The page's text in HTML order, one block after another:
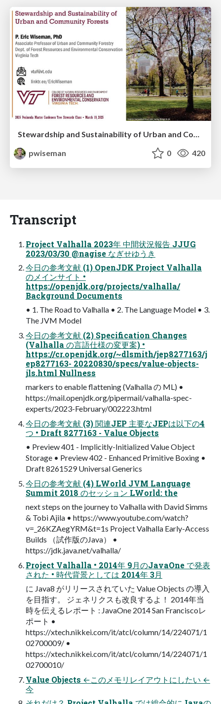
Stewardship and Sustainability of Urban and Community Forests
pwiseman
0 420
Transcript
Project Valhalla 2023年 中間状況報告 JJUG
2023/03/30 @nagise なぎせゆうき
今日の参考文献 (1) OpenJDK Project Valhalla
のメインサイト •
https://openjdk.org/projects/valhalla/
Background Documents
• 1. The Road to Valhalla • 2. The Language Model • 3.
The JVM Model
今日の参考文献 (2) Specification Changes
(Valhalla の言語仕様の変更案) •
https://cr.openjdk.org/~dlsmith/jep8277163/j
ep8277163- 20220830/specs/value-objects-
jls.html Nullness
markers to enable flattening (Valhalla の ML) •
https://mail.openjdk.org/pipermail/valhalla-spec-
experts/2023-February/002223.html
今日の参考文献 (3) 関連JEP 主要なJEPは以下の4
つ • Draft 8277163 - Value Objects
• Preview 401 - Implicitly-Initialized Value Object
Storage • Preview 402 - Enhanced Primitive Boxing •
Draft 8261529 Universal Generics
今日の参考文献 (4) LWorld JVM Language
Summit 2018 のセッション LWorld: the
next steps on the journey to Valhalla with David Simms
& Tobi Ajila • https://www.youtube.com/watch?
v=_26KZAegYRM&t=1s Project Valhalla Early-Access
Builds （試作版のJava） •
https://jdk.java.net/valhalla/
Project Valhalla • 2014年 9月のJavaOne で発表
された • 時代背景としては 2014年 3月
に Java8 がリリースされていた Value Objects の導入
を目指す。 ジェネリクスも改良するよ！ 2014年当
時を伝えるレポート : JavaOne 2014 San Franciscoレ
ポート •
https://xtech.nikkei.com/it/atcl/column/14/224071/1
02700009/ •
https://xtech.nikkei.com/it/atcl/column/14/224071/1
02700010/
Value Objects ←このメモリレイアウトにしたい ←
今